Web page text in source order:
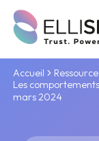
Accueil
Les
mars 2024